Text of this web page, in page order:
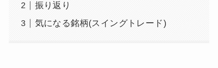
振り返り
気になる銘柄(スイングトレード)